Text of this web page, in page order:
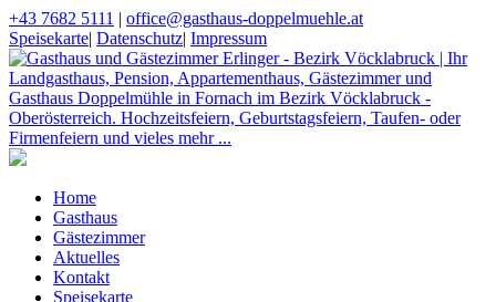
+43 7682 5111 | office@gasthaus-doppelmuehle.at
Speisekarte| Datenschutz| Impressum
Home
Gasthaus
Gästezimmer
Aktuelles
Kontakt
Speisekarte